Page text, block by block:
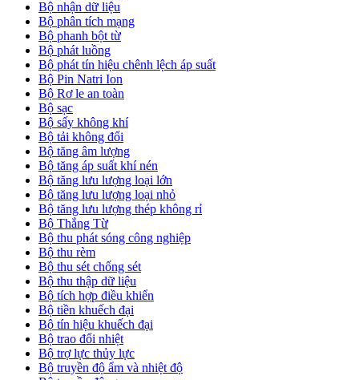
Bộ nhận dữ liệu
Bộ phân tích mạng
Bộ phanh bột từ
Bộ phát luồng
Bộ phát tín hiệu chênh lệch áp suất
Bộ Pin Natri Ion
Bộ Rơ le an toàn
Bộ sạc
Bộ sấy không khí
Bộ tải không đổi
Bộ tăng âm lượng
Bộ tăng áp suất khí nén
Bộ tăng lưu lượng loại lớn
Bộ tăng lưu lượng loại nhỏ
Bộ tăng lưu lượng thép không rỉ
Bộ Thắng Từ
Bộ thu phát sóng công nghiệp
Bộ thu rèm
Bộ thu sét chống sét
Bộ thu thập dữ liệu
Bộ tích hợp điều khiển
Bộ tiền khuếch đại
Bộ tín hiệu khuếch đại
Bộ trao đổi nhiệt
Bộ trợ lực thủy lực
Bộ truyền độ ẩm và nhiệt độ